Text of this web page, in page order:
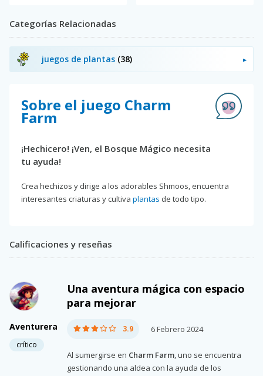
Categorías Relacionadas
juegos de plantas (38)
Sobre el juego Charm
Farm
¡Hechicero! ¡Ven, el Bosque Mágico necesita
tu ayuda!
Crea hechizos y dirige a los adorables Shmoos, encuentra
interesantes criaturas y cultiva plantas de todo tipo.
Calificaciones y reseñas
Aventurera
crítico
Una aventura mágica con espacio
para mejorar
3.9 6 Febrero 2024
Al sumergirse en Charm Farm, uno se encuentra
gestionando una aldea con la ayuda de los